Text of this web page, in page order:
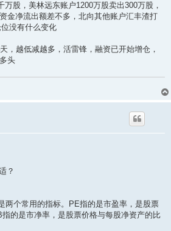
万股，美林远东账户1200万股卖出300万股，
金净流出额差不多，北向其他账户汇丰渣打
没有什么变化
，越低减越多，活雷锋，融资已开始增仓，
头
？
两个常用的指标。PE指的是市盈率，是股票
的是市净率，是股票价格与每股净资产的比